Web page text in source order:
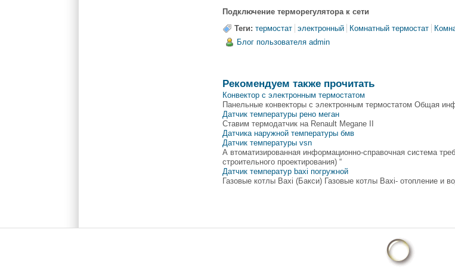
Подключение терморегулятора к сети
Теги: термостат электронный Комнатный термостат
Блог пользователя admin
Рекомендуем также прочитать
Конвектор с электронным термостатом
Панельные конвекторы с электронным термостатом Общая
Датчик температуры рено меган
Ставим термодатчик на Renault Megane II
Датчика наружной температуры бмв
Датчик температуры vsn
А втоматизированная информационно-справочная система
строительного проектирования) “
Датчик температур baxi погружной
Газовые котлы Baxi (Бакси) Газовые котлы Baxi- отопление и